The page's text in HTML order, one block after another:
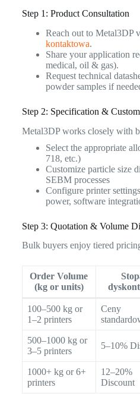
Step 1: Product Consultation
Reach out to Metal3DP
kontaktowa.
Share your application
medical, oil & gas).
Request technical
powder samples if
Step 2: Specification &
Metal3DP works closely with
Select the appropriate
718, etc.)
Customize particle size
SEBM processes
Configure printer
power, software
Step 3: Quotation & Volume
Bulk buyers enjoy tiered
Order Volume
(kg or units)
100–500 kg or
1–2 printers
Ceny
500–1000 kg or
3–5 printers
5–10%
1000+ kg or 6+
printers
12–20%
Discount